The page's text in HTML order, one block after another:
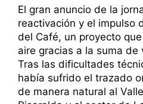
El gran anuncio de la
reactivación y el impulso
del Café, un proyecto
aire gracias a la suma de
Tras las dificultades
había sufrido el trazado
de manera natural al